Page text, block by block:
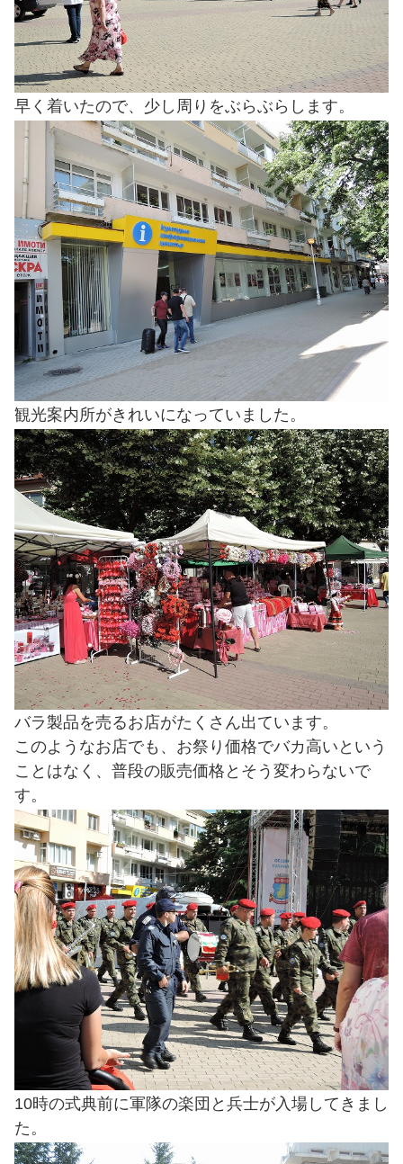
早く着いたので、少し周りをぶらぶらします。
観光案内所がきれいになっていました。
バラ製品を売るお店がたくさん出ています。
このようなお店でも、お祭り価格でバカ高いという
ことはなく、普段の販売価格とそう変わらないで
す。
10時の式典前に軍隊の楽団と兵士が入場してきまし
た。